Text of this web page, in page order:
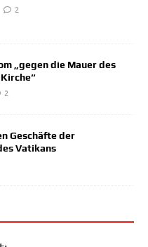
2
„gegen die Mauer des
2
Geschäfte der
Vatikans